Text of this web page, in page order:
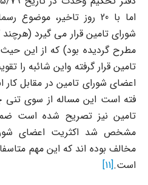
مطرح گردیده بود) که از این
تامین قرار گرفته واین شائبه را
اعضای شورای تامین در مقابل
فته است این مساله از سوی تنی
تامین نیز تصریح شده است
مشخص شد اکثریت اعضای
مخالف بوده اند که این مهم
است.[11]